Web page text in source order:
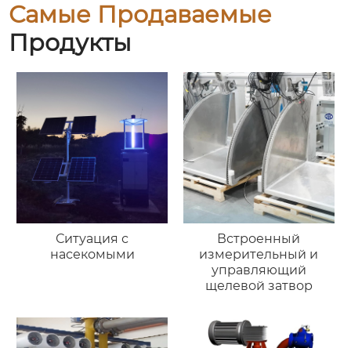
Самые Продаваемые
Продукты
Ситуация с
насекомыми
Встроенный
измерительный и
управляющий
щелевой затвор